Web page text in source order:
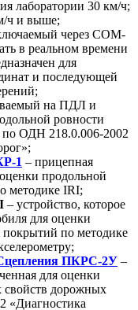
лаборатории 30 км/ч;
ч и выше;
через COM-
в реальном времени
для
и последующей
на ПДЛ и
ровности
ОДН 218.0.006-2002
1 – прицепная
продольной
методике IRI;
– устройство, которое
для оценки
по методике
ПКРС-2У –
для оценки
свойств дорожных
«Диагностика